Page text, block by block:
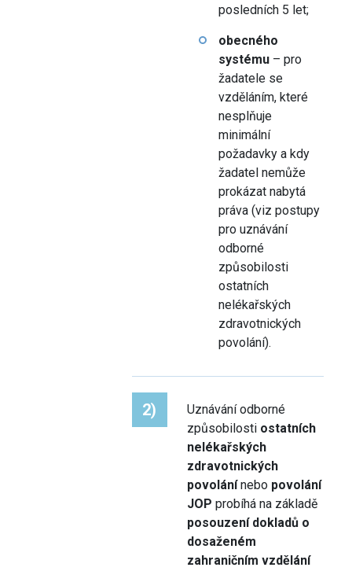
posledních 5 let;
obecného
systému– pro
žadatele se
vzděláním, které
nesplňuje
minimální
požadavky a kdy
žadatel nemůže
prokázat nabytá
práva (viz postupy
pro uznávání
odborné
způsobilosti
ostatních
nelékařských
zdravotnických
povolání).
2)
Uznávání odborné
způsobilostiostatních
nelékařských
zdravotnických
povolánínebo povolání
JOP probíhá na základě
posouzení dokladů o
dosaženém
zahraničním vzdělání